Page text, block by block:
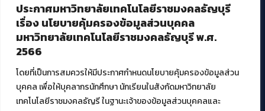
ประกาศมหาวิทยาลัยเทคโนโลยีราชมงคลธัญบุรี
เรื่อง นโยบายคุ้มครองข้อมูลส่วนบุคคล
มหาวิทยาลัยเทคโนโลยีราชมงคลธัญบุรี พ.ศ.
2566
โดยที่เป็นการสมควรให้มีประกาศกำหนดนโยบายคุ้มครองข้อมูลส่วน
บุคคล เพื่อให้บุคลากรนักศึกษา นักเรียนในสังกัดมหาวิทยาลัย
เทคโนโลยีราชมงคลธัญรี ในฐานะเจ้าของข้อมูลส่วนบุคคลและ
ศูนย์สื่อดิจิทัล
ศูนย์นวัตกรรมและความรู้
ศูนย์พัฒนาและบริการนวัตกรรมดิจิทัล
สมัยใหม่ (MoSeC)
งานบริการวิชาการให้กับหน่วยงานภายนอก